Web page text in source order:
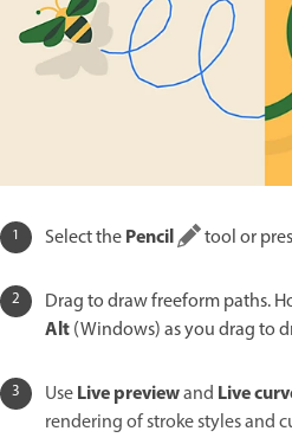
Select thePencil tool or
Drag to draw freeform paths.
Alt(Windows) as you drag to
UseLive previewand Live
rendering of stroke styles and